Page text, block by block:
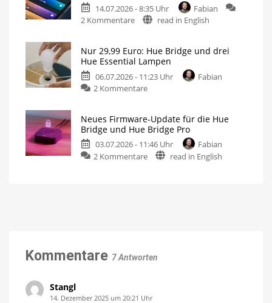
der
Hue
Neue
14.07.2026 - 8:35 Uhr
Fabian
2 Kommentarezu
5.71:
Verbesserungen
für
MotionAware
read in English
Nur 29,99 Euro: Hue Bridge und drei
Hue Essential Lampen
06.07.2026 - 11:23 Uhr
Fabian
2 Kommentarezu
Euro:
Hue
Bridge
und
Neues Firmware-Update für die Hue
Bridge und Hue Bridge Pro
03.07.2026 - 11:46 Uhr
Fabian
2 Kommentarezu
Hue
jetzt
read in English
Kommentare 7 Antworten
Stangl
14. Dezember 2025 um 20:21 Uhr